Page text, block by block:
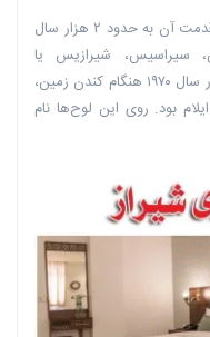
این شهر در سه دوره پایتخت بوده است و قدمت آن به حدود ۲ هزار سال
سیراسیس، شیرازیس یا
سیراجیس، نخستین نام شیراز بوده است. در سال ۱۹۷۰ هنگام کندن زمین،‌
بود. روی این لوح‌ها نام